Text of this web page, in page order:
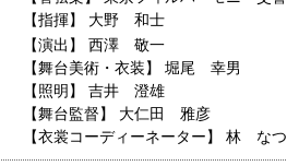
【指揮】 大野 和士
【演出】西澤 敬一
【舞台美術・衣装】堀尾 幸男
【照明】吉井 澄雄
【舞台監督】 大仁田 雅彦
【衣裳コーディーネーター】林 な